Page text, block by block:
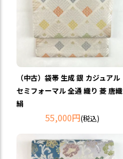
（中古）袋帯 生成 銀 カジュアル
セミフォーマル 全通 織り 菱 唐織
絹
55,000円(税込)